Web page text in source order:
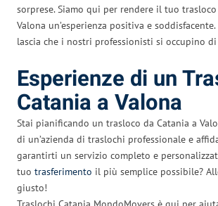
sorprese. Siamo qui per rendere il tuo
Valona un’esperienza positiva e
lascia che i nostri professionisti si occupino
Esperienze di un
Catania a Valona
Stai pianificando un trasloco da Catania a
di un’azienda di traslochi professionale e
garantirti un servizio completo e
tuo trasferimento il più semplice possibile?
giusto!